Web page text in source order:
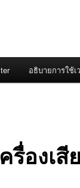
อธิบายการใช้เ
รื่องเ